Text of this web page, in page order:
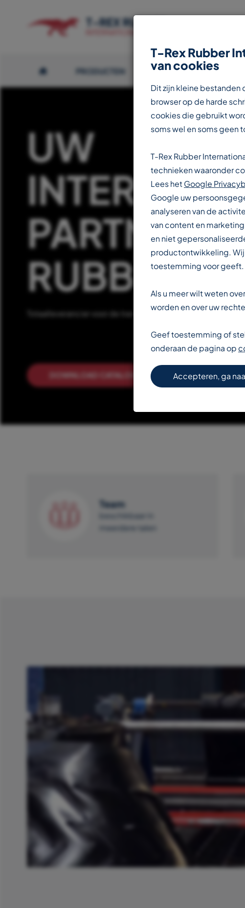
PRODUCTEN OVER T-REX
UW
PARTNER
Totaalleverancier voor de transportbandenindustrie
DOWNLOAD CATALOGUS LEES
Team
beschikbaar in
meerdere talen
T-Rex Rubber
van cookies
Dit zijn kleine bestanden
browser op de harde
cookies die gebruikt
soms wel en soms geen
T-Rex Rubber
technieken waaronder
Lees hetGoogle
Google uw
analyseren van de
van content en
en niet
productontwikkeling.
toestemming voor geeft.
Als u meer wilt weten
worden en over uw
Geef toestemming of
onderaan de pagina op
Accepteren, ga